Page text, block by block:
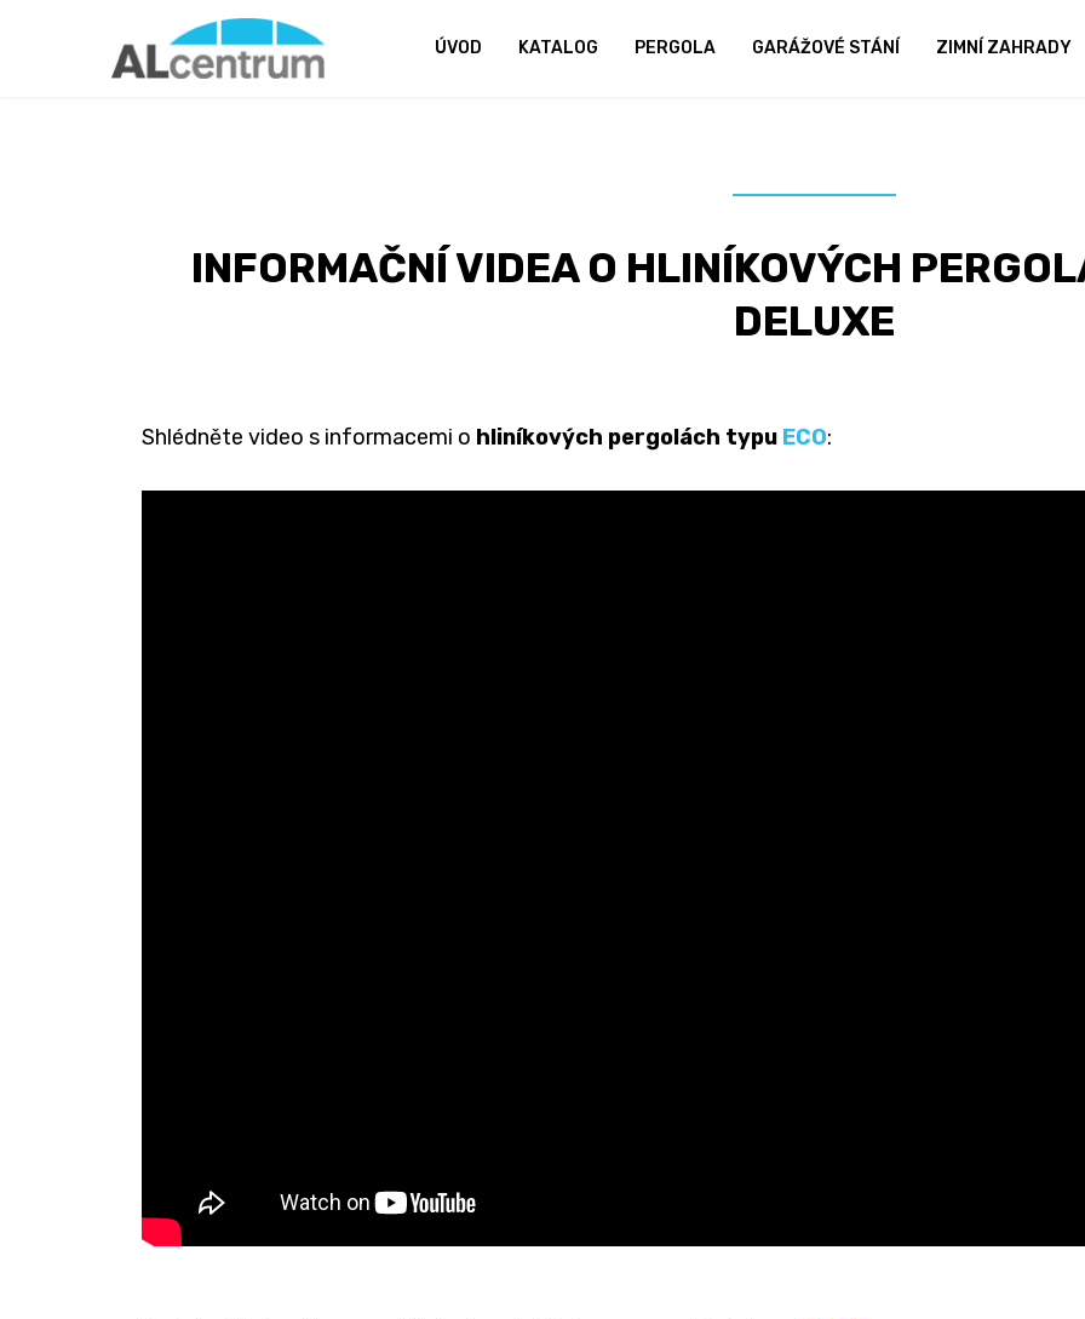
ÚVOD KATALOG PERGOLA GARÁŽOVÉ STÁNÍ ZIMNÍ ZAHRADY
INFORMAČNÍ VIDEA O HLINÍKOVÝCH
DELUXE
Shlédněte video s informacemi o hliníkových pergolách typu ECO: